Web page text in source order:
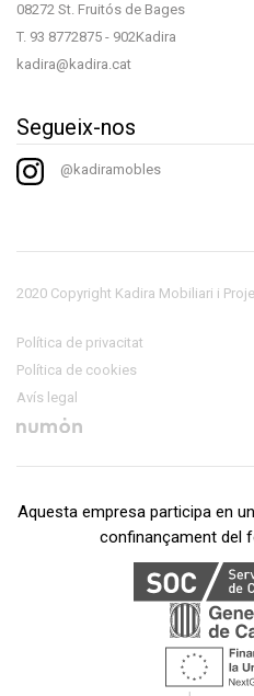
08272 St. Fruitós de Bages
T. 93 8772875 - 902Kadira
kadira@kadira.cat
Segueix-nos
@kadiramobles
2020 Copyright Kadira Mobiliari i
Política de privacitat
Política de cookies
Avís legal
Aquesta empresa participa en
confinançament del